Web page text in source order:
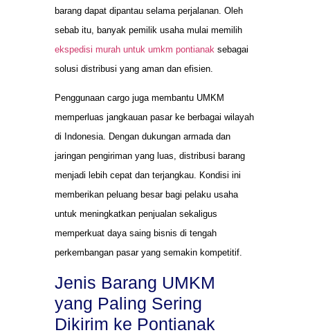
barang dapat dipantau selama perjalanan. Oleh
sebab itu, banyak pemilik usaha mulai memilih
ekspedisi murah untuk umkm pontianak sebagai
solusi distribusi yang aman dan efisien.
Penggunaan cargo juga membantu UMKM
memperluas jangkauan pasar ke berbagai wilayah
di Indonesia. Dengan dukungan armada dan
jaringan pengiriman yang luas, distribusi barang
menjadi lebih cepat dan terjangkau. Kondisi ini
memberikan peluang besar bagi pelaku usaha
untuk meningkatkan penjualan sekaligus
memperkuat daya saing bisnis di tengah
perkembangan pasar yang semakin kompetitif.
Jenis Barang UMKM
yang Paling Sering
Dikirim ke Pontianak